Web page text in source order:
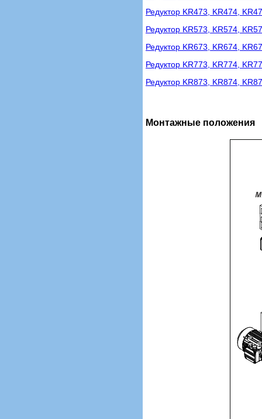
Редуктор KR473, KR474,
Редуктор KR573, KR574,
Редуктор KR673, KR674,
Редуктор KR773, KR774,
Редуктор KR873, KR874,
Монтажные положения